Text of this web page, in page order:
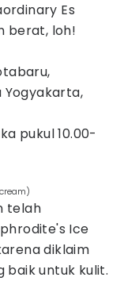
Es
berat, loh!
Yogyakarta,
pukul 10.00-
telah
Ice
diklaim
untuk kulit.